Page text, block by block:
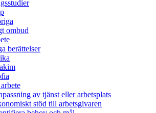
ombud
berättelser
av tjänst eller arbetsplats
stöd till arbetsgivaren